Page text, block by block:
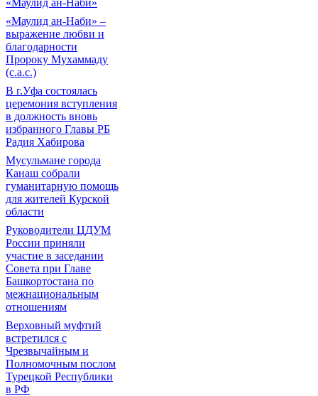
«Маулид ан-Наби»
«Маулид ан-Наби» –
выражение любви и
благодарности
Пророку Мухаммаду
(с.а.с.)
В г.Уфа состоялась
церемония вступления
в должность вновь
избранного Главы РБ
Радия Хабирова
Мусульмане города
Канаш собрали
гуманитарную помощь
для жителей Курской
области
Руководители ЦДУМ
России приняли
участие в заседании
Совета при Главе
Башкортостана по
межнациональным
отношениям
Верховный муфтий
встретился с
Чрезвычайным и
Полномочным послом
Турецкой Республики
в РФ